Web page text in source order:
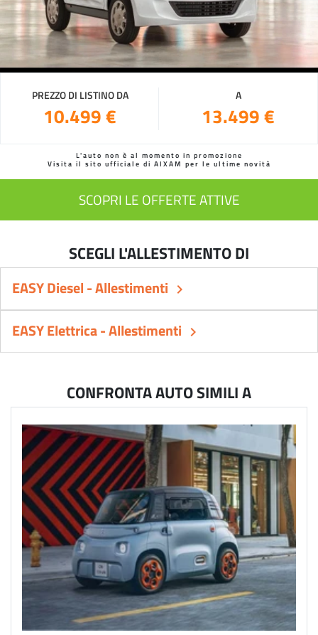
PREZZO DI LISTINO DA
10.499 €
A
13.499 €
L'auto non è al momento in promozione
Visita il sito ufficiale di AIXAM per le ultime novità
SCOPRI LE OFFERTE ATTIVE
SCEGLI L'ALLESTIMENTO DI
EASY Diesel - Allestimenti keyboard_arrow_right
EASY Elettrica - Allestimenti keyboard_arrow_right
CONFRONTA AUTO SIMILI A